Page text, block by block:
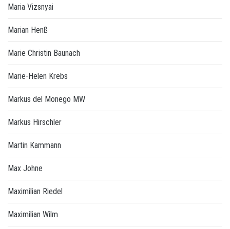
Maria Vizsnyai
Marian Henß
Marie Christin Baunach
Marie-Helen Krebs
Markus del Monego MW
Markus Hirschler
Martin Kammann
Max Johne
Maximilian Riedel
Maximilian Wilm